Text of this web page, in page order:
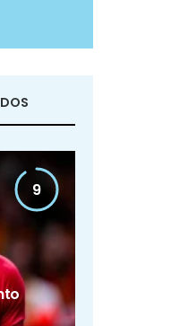
9